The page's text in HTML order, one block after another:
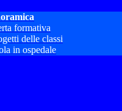
formativa
delle classi
in ospedale